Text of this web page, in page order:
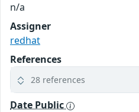
n/a
Assigner
redhat
References
28 references
Date Public